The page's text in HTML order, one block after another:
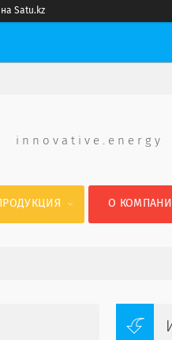
на Satu.kz
i n n o v a t i v e . e n e r g y
ПРОДУКЦИЯ О